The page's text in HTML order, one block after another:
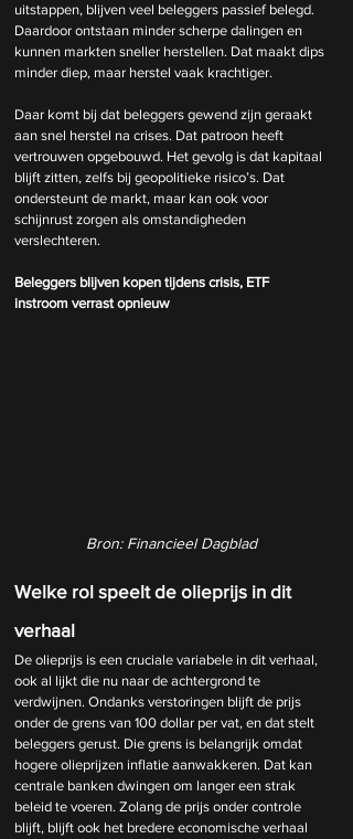
uitstappen, blijven veel beleggers passief belegd.
Daardoor ontstaan minder scherpe dalingen en
kunnen markten sneller herstellen. Dat maakt dips
minder diep, maar herstel vaak krachtiger.
Daar komt bij dat beleggers gewend zijn geraakt
aan snel herstel na crises. Dat patroon heeft
vertrouwen opgebouwd. Het gevolg is dat kapitaal
blijft zitten, zelfs bij geopolitieke risico’s. Dat
ondersteunt de markt, maar kan ook voor
schijnrust zorgen als omstandigheden
verslechteren.
Beleggers blijven kopen tijdens crisis, ETF
instroom verrast opnieuw
Bron: Financieel Dagblad
Welke rol speelt de olieprijs in dit
verhaal
De olieprijs is een cruciale variabele in dit verhaal,
ook al lijkt die nu naar de achtergrond te
verdwijnen. Ondanks verstoringen blijft de prijs
onder de grens van 100 dollar per vat, en dat stelt
beleggers gerust. Die grens is belangrijk omdat
hogere olieprijzen inflatie aanwakkeren. Dat kan
centrale banken dwingen om langer een strak
beleid te voeren. Zolang de prijs onder controle
blijft, blijft ook het bredere economische verhaal